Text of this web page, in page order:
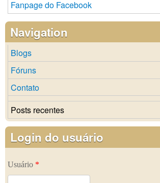
Fanpage do Facebook
Navigation
Blogs
Fóruns
Contato
Posts recentes
Login do usuário
Usuário *